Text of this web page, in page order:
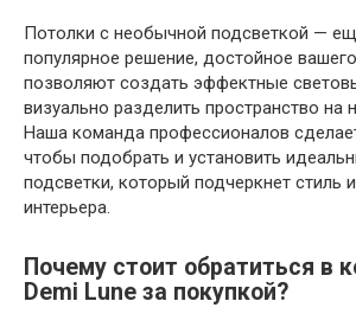
Потолки с необычной подсветкой —
популярное решение, достойное
позволяют создать эффектные
визуально разделить пространство на
Наша команда профессионалов
чтобы подобрать и установить
подсветки, который подчеркнет стиль
интерьера.
Почему стоит обратиться в
Demi Lune за покупкой?